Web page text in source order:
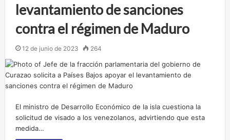
levantamiento de sanciones
contra el régimen de Maduro
12 de junio de 2023 264
El ministro de Desarrollo Económico de la isla cuestiona la
solicitud de visado a los venezolanos, advirtiendo que esta
medida…